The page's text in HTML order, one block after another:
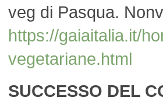
veg di Pasqua.
https://gaiaitalia.it/
vegetariane.html
SUCCESSO DEL